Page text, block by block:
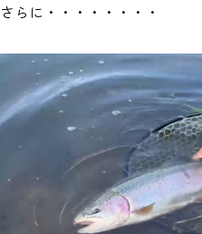
さらに・・・・・・・・